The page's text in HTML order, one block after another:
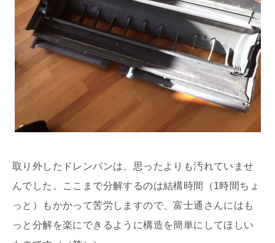
取り外したドレンパンは、思ったよりも汚れていませ
んでした。ここまで分解するのは結構時間（1時間ちょ
っと）もかかって苦労しますので、富士通さんにはも
っと分解を楽にできるように構造を簡単にしてほしい